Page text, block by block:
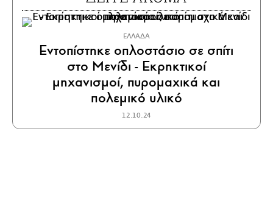
ΕΛΛΑΔΑ
Εντοπίστηκε οπλοστάσιο σε σπίτι
στο Μενίδι - Εκρηκτικοί
μηχανισμοί, πυρομαχικά και
πολεμικό υλικό
12.10.24